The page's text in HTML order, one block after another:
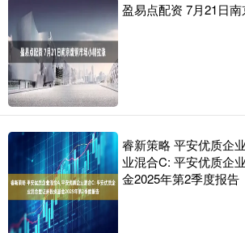
盈易点配资 7月21日
睿新策略 平安优质企
业混合C: 平安优质企
金2025年第2季度报告